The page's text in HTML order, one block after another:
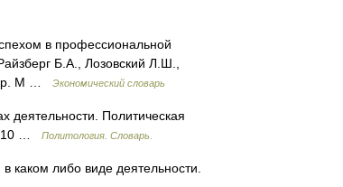
в профессиональной
Б.А., Лозовский Л.Ш.,
М …
Экономический словарь
Политическая
…
Политология. Словарь.
либо виде деятельности.